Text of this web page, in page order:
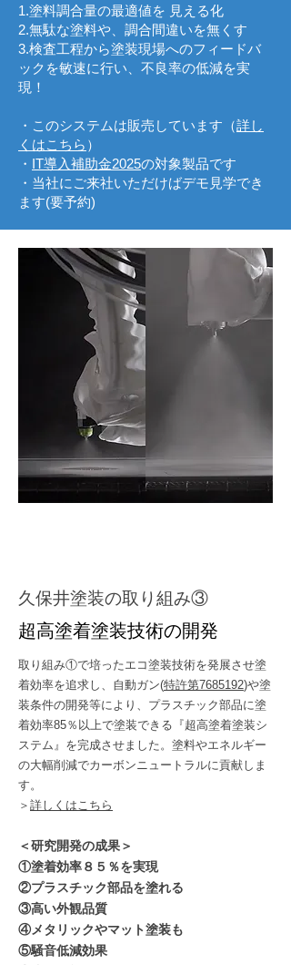
1.塗料調合量の最適値を 見える化
2.無駄な塗料や、調合間違いを無くす
3.検査工程から塗装現場へのフィードバ
ックを敏速に行い、不良率の低減を実
現！
・このシステムは販売しています（詳し
くはこちら ）
・ IT導入補助金2025の対象製品です
・当社にご来社いただけばデモ見学でき
ます(要予約)
久保井塗装の取り組み③
超高塗着塗装技術の開発
取り組み①で培ったエコ塗装技術を発展させ塗
着効率を追求し、自動ガン(特許第7685192)や塗
装条件の開発等により、プラスチック部品に塗
着効率85％以上で塗装できる『超高塗着塗装シ
ステム』を完成させました。塗料やエネルギー
の大幅削減でカーボンニュートラルに貢献しま
す。
​＞ 詳しくはこちら
＜研究開発の成果＞
①塗着効率８５％を実現
②プラスチック部品を塗れる
③高い外観品質
④メタリックやマット塗装も
⑤騒音低減効果